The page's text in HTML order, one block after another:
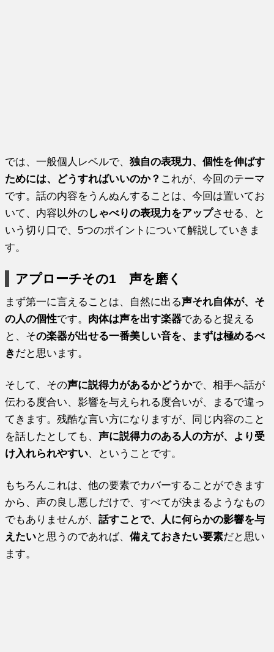
では、一般個人レベルで、独自の表現力、個性を伸ばす
ためには、どうすればいいのか？ これが、今回のテーマ
です。話の内容をうんぬんすることは、今回は置いてお
いて、内容以外のしゃべりの表現力をアップさせる、と
いう切り口で、5つのポイントについて解説していきま
す。
アプローチその1 声を磨く
まず第一に言えることは、自然に出る声それ自体が、そ
の人の個性です。 肉体は声を出す楽器であると捉える
と、その楽器が出せる一番美しい音を、まずは極めるべ
き だと思います。
そして、その声に説得力があるかどうかで、相手へ話が
伝わる度合い、影響を与えられる度合いが、まるで違っ
てきます。残酷な言い方になりますが、同じ内容のこと
を話したとしても、声に説得力のある人の方が、より受
け入れられやすい、ということです。
もちろんこれは、他の要素でカバーすることができます
から、声の良し悪しだけで、すべてが決まるようなもの
でもありませんが、話すことで、人に何らかの影響を与
えたいと思うのであれば、備えておきたい要素だと思い
ます。